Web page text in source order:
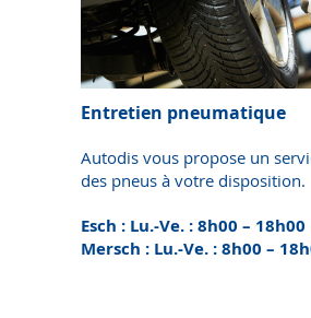
Entretien pneumatique
Autodis vous propose un
des pneus à votre disposition.
Esch : Lu.-Ve. : 8h00 – 18h00
Mersch : Lu.-Ve. : 8h00 –